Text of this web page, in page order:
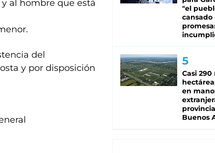
al hombre que está
del
y por disposición
"el
cansado
Casi 290
en
Buenos